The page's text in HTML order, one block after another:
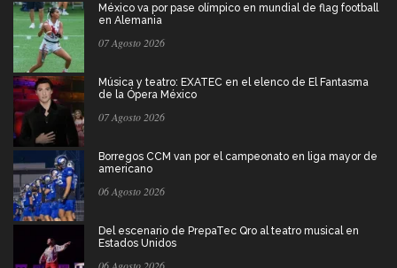
México va por pase olímpico en mundial de flag football
en Alemania
07 Agosto 2026
Música y teatro: EXATEC en el elenco de El Fantasma
de la Ópera México
07 Agosto 2026
Borregos CCM van por el campeonato en liga mayor de
americano
06 Agosto 2026
Del escenario de PrepaTec Qro al teatro musical en
Estados Unidos